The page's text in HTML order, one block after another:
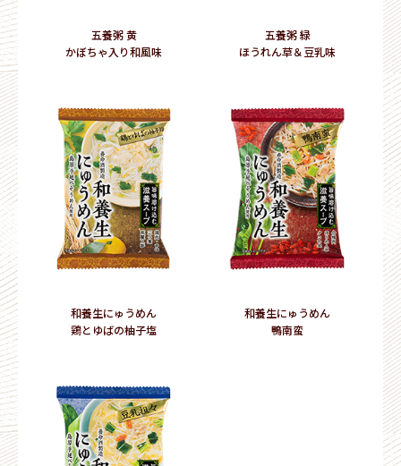
五養粥 黄
かぼちゃ入り和風味
五養粥 緑
ほうれん草＆豆乳味
和養生にゅうめん
鶏とゆばの柚子塩
和養生にゅうめん
鴨南蛮